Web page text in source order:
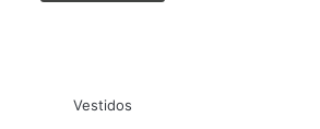
Vestidos